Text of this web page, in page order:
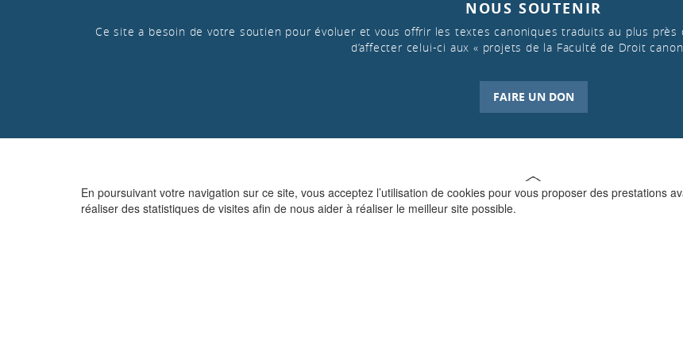
En poursuivant votre navigation sur ce site, vous acceptez l’utilisation de cookies pour vous proposer des prestations
réaliser des statistiques de visites afin de nous aider à réaliser le meilleur site possible.
NOUS SOUTENIR
Ce site a besoin de votre soutien pour évoluer et vous offrir les textes canoniques traduits au plus près
d’affecter celui-ci aux « projets de la Faculté de Droit
FAIRE UN DON